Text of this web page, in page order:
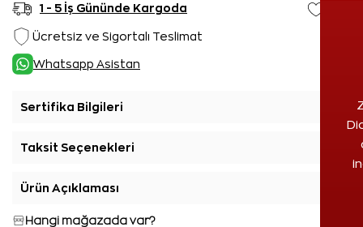
1 - 5 İş Gününde Kargoda
Ücretsiz ve Sigortalı Teslimat
Whatsapp Asistan
Sertifika Bilgileri
Taksit Seçenekleri
Ürün Açıklaması
Hangi mağazada var?